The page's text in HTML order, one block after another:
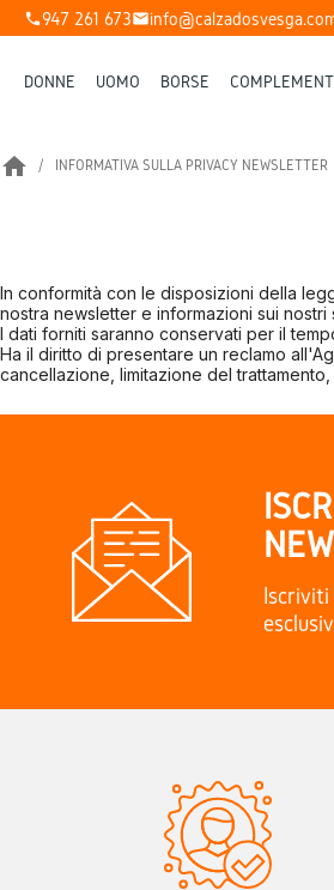
phone947 261 673mail
DONNE UOMO BORSE
home INFORMATIVA SULLA PRIVACY NEWSLETTER
In conformità con le disposizioni della
nostra newsletter e informazioni sui
I dati forniti saranno conservati per il
Ha il diritto di presentare un reclamo
cancellazione, limitazione del
Iscriviti